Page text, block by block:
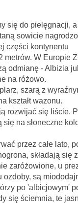
a
sowicie
części kontynentu
W Europie
odmianę -Albizia
na różowo.
szarą z
kształt wazonu.
się liście.
na słoneczne
przez całe lato,
składają się
zaróżowione, u
są
po 'albicjowym'
się ściemnia, te